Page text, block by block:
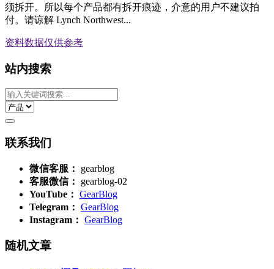
须拆开。所以每个产品都有拆开痕迹，介意的用户不建议拍
付。请谅解 Lynch Northwest...
资料数据仅供参考
站内搜索
联系我们
微信客服：
gearblog
客服微信：
gearblog-02
YouTube： GearBlog
Telegram： GearBlog
Instagram： GearBlog
随机文章